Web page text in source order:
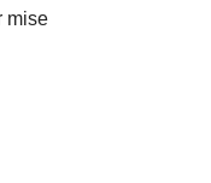
mise